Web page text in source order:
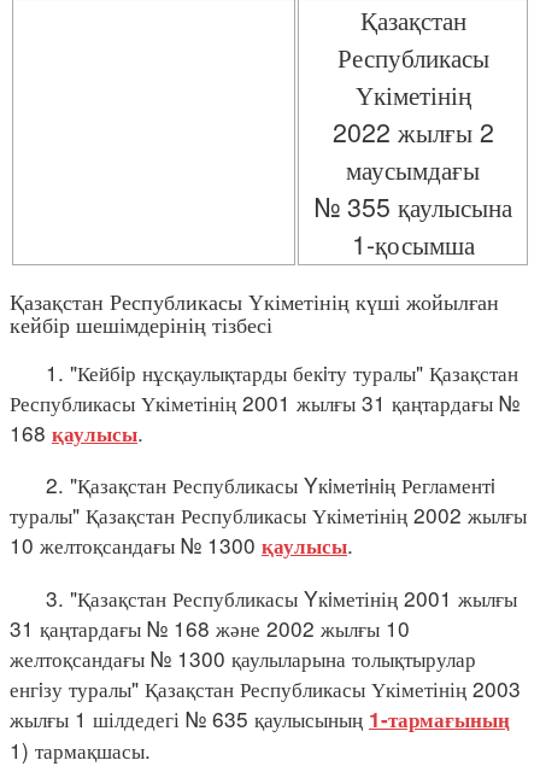
Қазақстан
Республикасы
Үкіметінің
2022 жылғы 2
маусымдағы
№ 355 қаулысына
1-қосымша
Қазақстан Республикасы Үкіметінің күші жойылған
кейбір шешімдерінің тізбесі
1. "Кейбiр нұсқаулықтарды бекiту туралы" Қазақстан
Республикасы Үкіметінің 2001 жылғы 31 қаңтардағы №
168 қаулысы.
2. "Қазақстан Республикасы Yкiметiнiң Регламентi
туралы" Қазақстан Республикасы Үкіметінің 2002 жылғы
10 желтоқсандағы № 1300 қаулысы.
3. "Қазақстан Республикасы Yкiметінің 2001 жылғы
31 қаңтардағы № 168 және 2002 жылғы 10
желтоқсандағы № 1300 қаулыларына толықтырулар
енгiзу туралы" Қазақстан Республикасы Үкіметінің 2003
жылғы 1 шілдедегі № 635 қаулысының 1-тармағының
1) тармақшасы.